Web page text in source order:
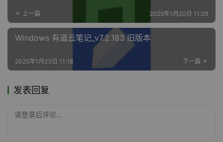
上一篇 2025年1月20日 11:28
Windows 有道云笔记_v7.2.183 旧版本
下一篇
2025年1月23日 11:18
发表回复
请登录后评论...